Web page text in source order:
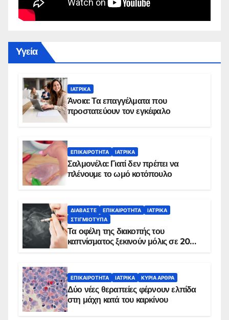
Yγεία
ΙΑΤΡΙΚΆ
Άνοια: Τα επαγγέλματα που
προστατεύουν τον εγκέφαλο
ΕΠΙΚΑΙΡΌΤΗΤΑ ΙΑΤΡΙΚΆ
Σαλμονέλα: Γιατί δεν πρέπει να
πλένουμε το ωμό κοτόπουλο
ΔΙΑΒΆΣΤΕ ΕΠΙΚΑΙΡΌΤΗΤΑ
ΙΑΤΡΙΚΆ
ΣΤΙΓΜΙΌΤΥΠΑ
Τα οφέλη της διακοπής του
καπνίσματος ξεκινούν μόλις σε 20
ΕΠΙΚΑΙΡΌΤΗΤΑ ΙΑΤΡΙΚΆ ΚΥΡΙΑ ΑΡΘΡΑ
Δύο νέες θεραπείες φέρνουν ελπίδα
στη μάχη κατά του καρκίνου